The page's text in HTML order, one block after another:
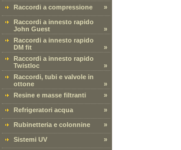
Raccordi a compressione
»
Raccordi a innesto rapido
John Guest
»
Raccordi a innesto rapido
DM fit
»
Raccordi a innesto rapido
Twistloc
»
Raccordi, tubi e valvole in
ottone
»
Resine e masse filtranti
»
Refrigeratori acqua »
Rubinetteria e colonnine »
Sistemi UV »